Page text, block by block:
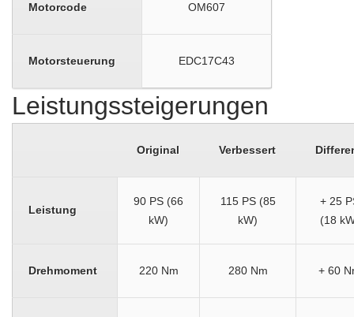
Motorcode OM607
Motorsteuerung EDC17C43
Leistungssteigerungen
Original Verbessert
Leistung
90 PS (66
kW)
115 PS (85
kW)
+ 25
(18
Drehmoment 220 Nm 280 Nm + 60